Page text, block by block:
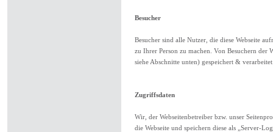
Besucher
Besucher sind alle Nutzer, die diese Webseite
zu Ihrer Person zu machen. Von Besuchern der
siehe Abschnitte unten) gespeichert &
Zugriffsdaten
Wir, der Webseitenbetreiber bzw. unser
die Webseite und speichern diese als „Server-